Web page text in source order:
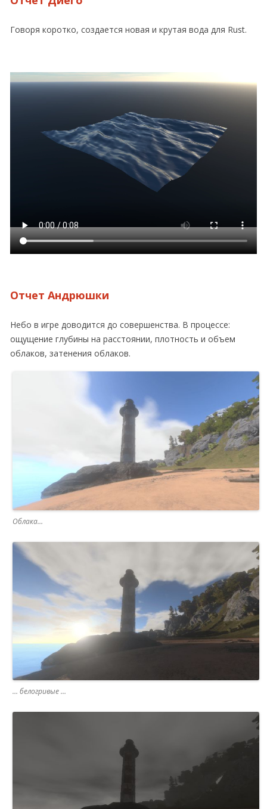
Говоря коротко, создается новая и крутая вода для Rust.
Отчет Андрюшки
Небо в игре доводится до совершенства. В процессе:
ощущение глубины на расстоянии, плотность и объем
облаков, затенения облаков.
Облака…
… белогривые …